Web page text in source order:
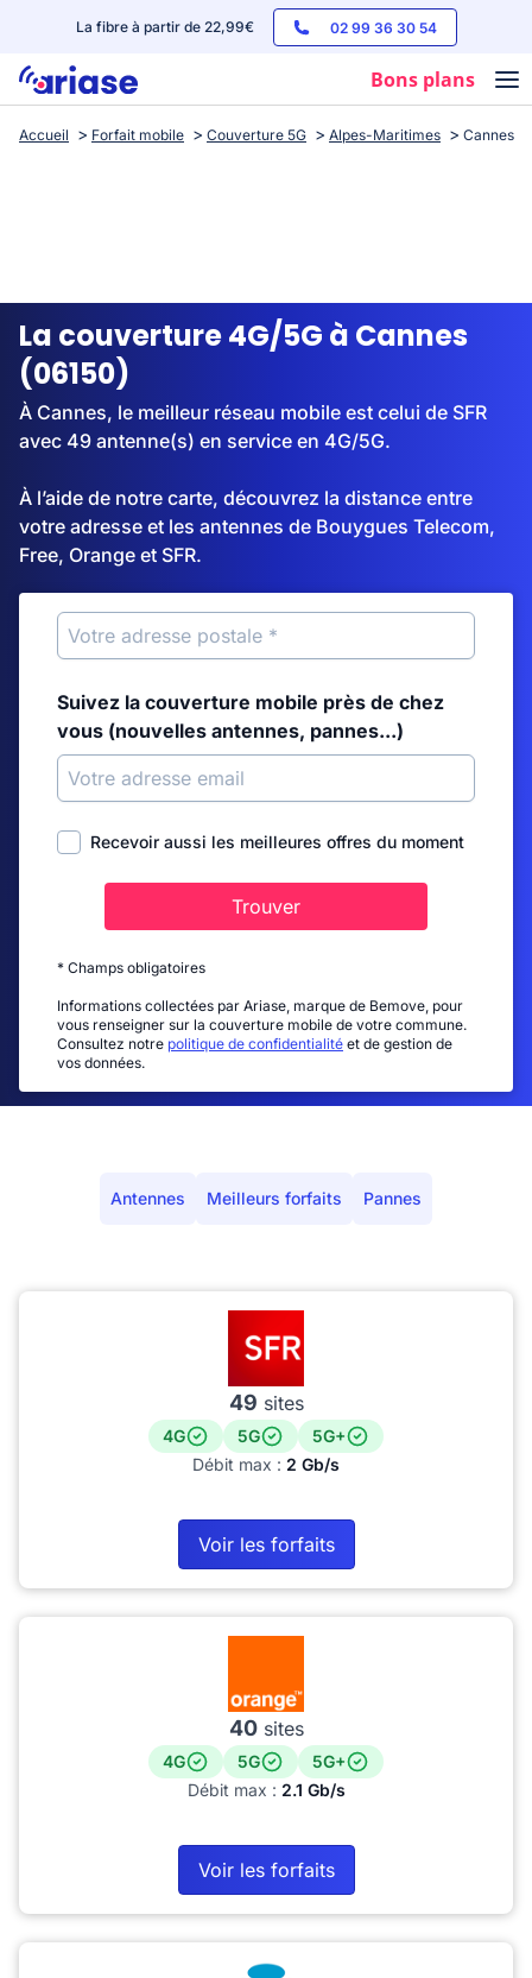
La fibre à partir de 22,99€ 02 99 36 30 54
Bons plans
Box internet
Streaming
Accueil Forfait mobile Couverture 5G Alpes-Maritimes Cannes
La couverture 4G/5G à Cannes
(06150)
À Cannes, le meilleur réseau mobile est celui de SFR
avec 49 antenne(s) en service en 4G/5G.
À l’aide de notre carte, découvrez la distance entre
votre adresse et les antennes de Bouygues Telecom,
Free, Orange et SFR.
Suivez la couverture mobile près de chez
vous (nouvelles antennes, pannes...)
Recevoir aussi les meilleures offres du moment
Trouver
* Champs obligatoires
Informations collectées par Ariase, marque de Bemove, pour
vous renseigner sur la couverture mobile de votre commune.
Consultez notre politique de confidentialité et de gestion de
vos données.
Antennes Meilleurs forfaits Pannes
49 sites
4G 5G
5G+
Débit max : 2 Gb/s
Voir les forfaits
40sites
4G 5G
5G+
Débit max : 2.1 Gb/s
Voir les forfaits